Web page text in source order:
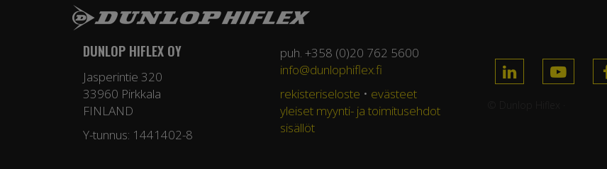
DUNLOP HIFLEX OY
Jasperintie 320
33960 Pirkkala
FINLAND
Y-tunnus: 1441402-8
puh. +358 (0)20 762 5600
info@dunlophiflex.fi
rekisteriseloste • evästeet
yleiset myynti- ja toimitusehdot
sisällöt